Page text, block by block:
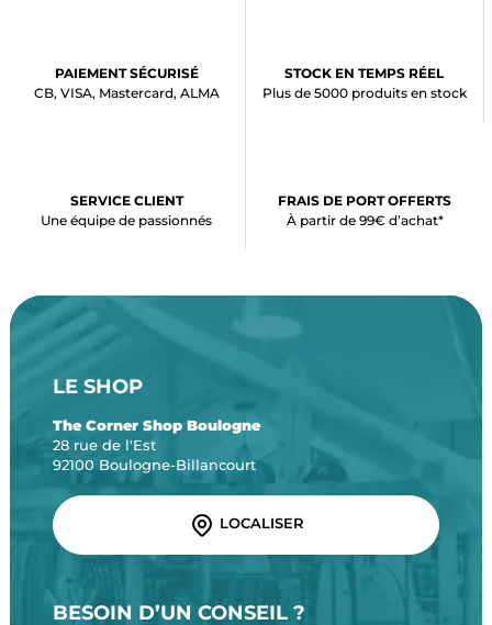
PAIEMENT SÉCURISÉ
CB, VISA, Mastercard, ALMA
STOCK EN TEMPS RÉEL
Plus de 5000 produits en stock
SERVICE CLIENT
Une équipe de passionnés
FRAIS DE PORT OFFERTS
À partir de 99€ d’achat*
LE SHOP
The Corner Shop Boulogne
28 rue de l'Est
92100 Boulogne-Billancourt
LOCALISER
BESOIN D’UN CONSEIL ?